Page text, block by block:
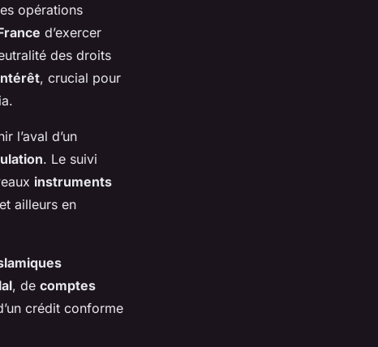
opérations
d’exercer
des droits
, crucial pour
l’aval d’un
. Le suivi
instruments
et ailleurs en
, de comptes
crédit conforme